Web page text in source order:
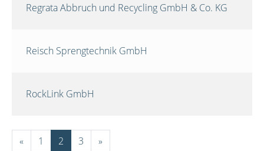
Regrata Abbruch und Recycling GmbH & Co. KG
Reisch Sprengtechnik GmbH
RockLink GmbH
« 1 2 3 »